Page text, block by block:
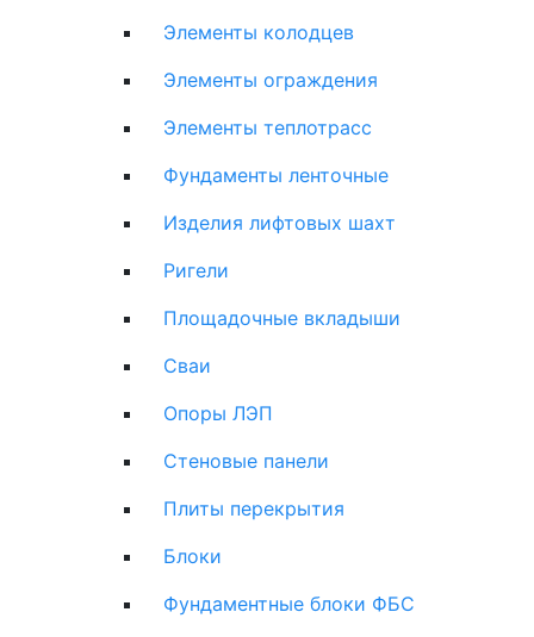
Элементы колодцев
Элементы ограждения
Элементы теплотрасс
Фундаменты ленточные
Изделия лифтовых шахт
Ригели
Площадочные вкладыши
Сваи
Опоры ЛЭП
Стеновые панели
Плиты перекрытия
Блоки
Фундаментные блоки ФБС